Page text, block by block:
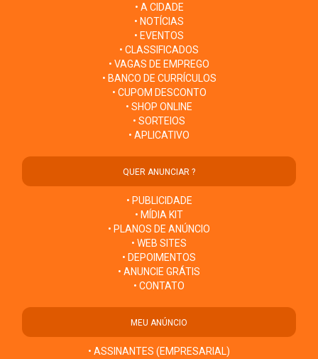
• A CIDADE
• NOTÍCIAS
• EVENTOS
• CLASSIFICADOS
• VAGAS DE EMPREGO
• BANCO DE CURRÍCULOS
• CUPOM DESCONTO
• SHOP ONLINE
• SORTEIOS
• APLICATIVO
QUER ANUNCIAR ?
• PUBLICIDADE
• MÍDIA KIT
• PLANOS DE ANÚNCIO
• WEB SITES
• DEPOIMENTOS
• ANUNCIE GRÁTIS
• CONTATO
MEU ANÚNCIO
• ASSINANTES (EMPRESARIAL)